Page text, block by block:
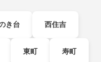
き台 西住吉
東町 寿町